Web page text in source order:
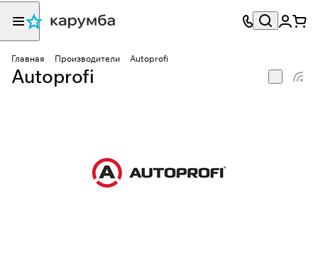
Главная Производители Autoprofi
Autoprofi